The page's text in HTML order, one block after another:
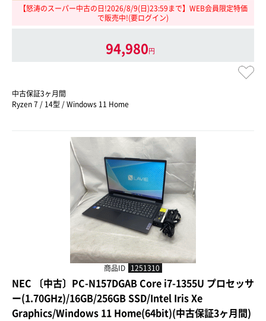
【怒涛のスーパー中古の日!2026/8/9(日)23:59まで】WEB会員限定特価
で販売中!(要ログイン)
94,980円
中古保証3ヶ月間
Ryzen 7 / 14型 / Windows 11 Home
商品ID 1251310
NEC 〔中古〕PC-N157DGAB Core i7-1355U プロセッサ
ー(1.70GHz)/16GB/256GB SSD/Intel Iris Xe
Graphics/Windows 11 Home(64bit)(中古保証3ヶ月間)